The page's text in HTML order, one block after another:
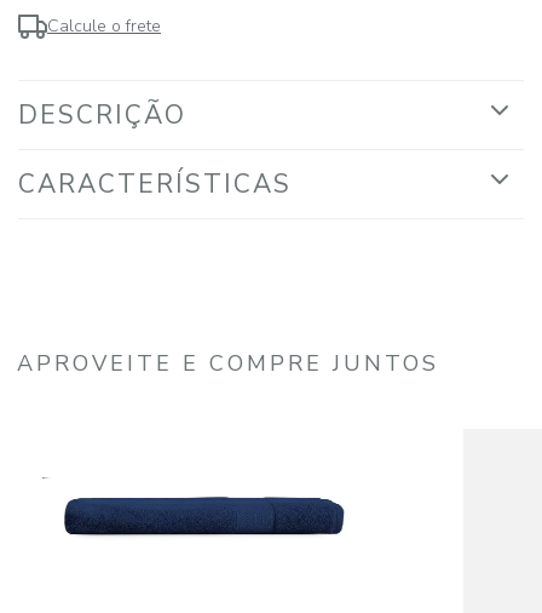
Calcule o frete
DESCRIÇÃO
CARACTERÍSTICAS
APROVEITE E COMPRE JUNTOS